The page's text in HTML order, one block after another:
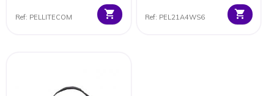
Ref: PELLITECOM Ref: PEL21A4WS6